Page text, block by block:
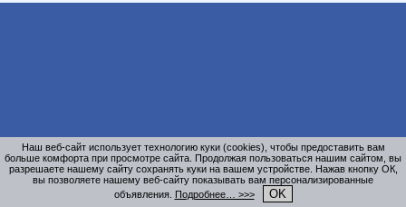
Наш веб-сайт использует технологию куки (cookies), чтобы предоставить вам
больше комфорта при просмотре сайта. Продолжая пользоваться нашим сайтом, вы
разрешаете нашему сайту сохранять куки на вашем устройстве. Нажав кнопку ОК,
вы позволяете нашему веб-сайту показывать вам персонализированные
объявления. Подробнее… >>> OK